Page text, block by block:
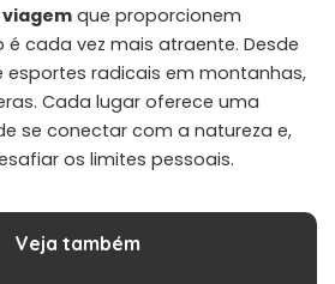
que proporcionem
cada vez mais atraente. Desde
esportes radicais em montanhas,
Cada lugar oferece uma
se conectar com a natureza e,
os limites pessoais.
Veja também